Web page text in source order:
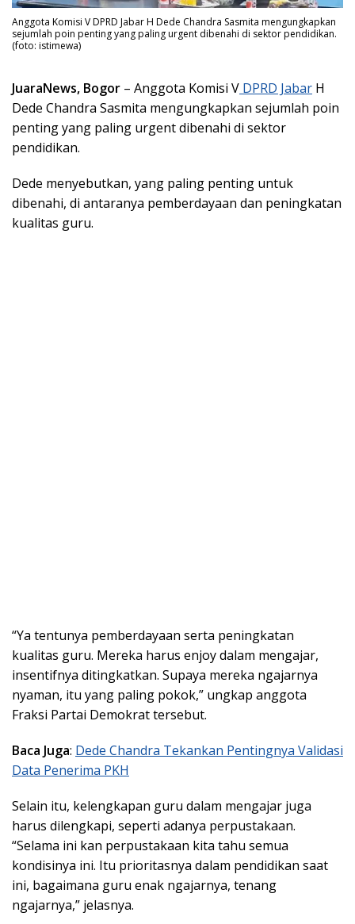
Anggota Komisi V DPRD Jabar H Dede Chandra Sasmita mengungkapkan
sejumlah poin penting yang paling urgent dibenahi di sektor pendidikan.
(foto: istimewa)
JuaraNews, Bogor – Anggota Komisi V DPRD Jabar H
Dede Chandra Sasmita mengungkapkan sejumlah poin
penting yang paling urgent dibenahi di sektor
pendidikan.
Dede menyebutkan, yang paling penting untuk
dibenahi, di antaranya pemberdayaan dan peningkatan
kualitas guru.
“Ya tentunya pemberdayaan serta peningkatan
kualitas guru. Mereka harus enjoy dalam mengajar,
insentifnya ditingkatkan. Supaya mereka ngajarnya
nyaman, itu yang paling pokok,” ungkap anggota
Fraksi Partai Demokrat tersebut.
Baca Juga: Dede Chandra Tekankan Pentingnya Validasi
Data Penerima PKH
Selain itu, kelengkapan guru dalam mengajar juga
harus dilengkapi, seperti adanya perpustakaan.
“Selama ini kan perpustakaan kita tahu semua
kondisinya ini. Itu prioritasnya dalam pendidikan saat
ini, bagaimana guru enak ngajarnya, tenang
ngajarnya,” jelasnya.